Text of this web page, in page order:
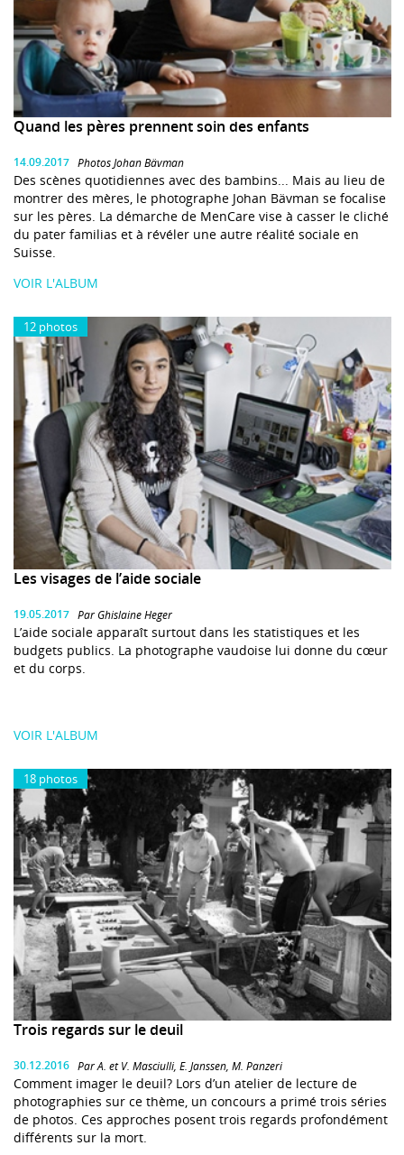
Quand les pères prennent soin des enfants
14.09.2017 Photos Johan Bävman
Des scènes quotidiennes avec des bambins... Mais au lieu de
montrer des mères, le photographe Johan Bävman se focalise
sur les pères. La démarche de MenCare vise à casser le cliché
du pater familias et à révéler une autre réalité sociale en
Suisse.
VOIR L'ALBUM
12 photos
Les visages de l’aide sociale
19.05.2017 Par Ghislaine Heger
L’aide sociale apparaît surtout dans les statistiques et les
budgets publics. La photographe vaudoise lui donne du cœur
et du corps.
VOIR L'ALBUM
18 photos
Trois regards sur le deuil
30.12.2016 Par A. et V. Masciulli, E. Janssen, M. Panzeri
Comment imager le deuil? Lors d’un atelier de lecture de
photographies sur ce thème, un concours a primé trois séries
de photos. Ces approches posent trois regards profondément
différents sur la mort.